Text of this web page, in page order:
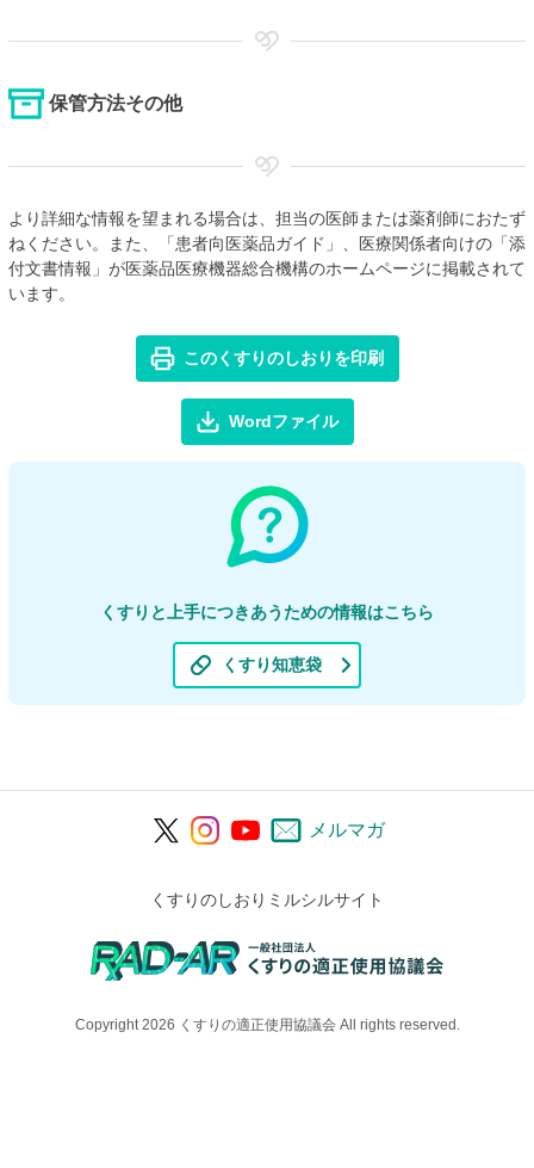
保管方法その他
より詳細な情報を望まれる場合は、担当の医師または薬剤師におたず
ねください。また、「患者向医薬品ガイド」、医療関係者向けの「添
付文書情報」が医薬品医療機器総合機構のホームページに掲載されて
います。
このくすりのしおりを印刷
Wordファイル
くすりと上手につきあうための情報はこちら
くすり知恵袋
メルマガ
くすりのしおりミルシルサイト
Copyright 2026 くすりの適正使用協議会 All rights reserved.